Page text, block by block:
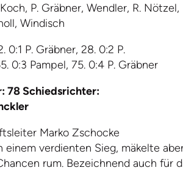
P. Gräbner, Wendler, R.
Windisch
0:1 P. Gräbner, 28. 0:2 P.
0:3 Pampel, 75. 0:4 P. Gräbner
78 Schiedsrichter:
Marko Zschocke
einem verdienten Sieg, mäkelte
rum. Bezeichnend auch für